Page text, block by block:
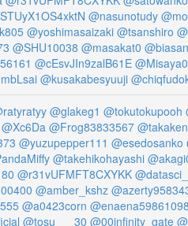
@nasunotudy
@yoshimasaizaki @tsanshiro
@SHU10038 @masakat0
@cEsvJIn9zalB61E
@kusakabesyuuji
@glakeg1 @tokutokupooh
@Xc6Da @Frog83833567
@yuzupepper111 @esedosanko
@takehikohayashi
@r31vUFMFT8CXYKK
@amber_kshz
@a0423corn @enaena59861098
@tosu___30 @00infinity_gate